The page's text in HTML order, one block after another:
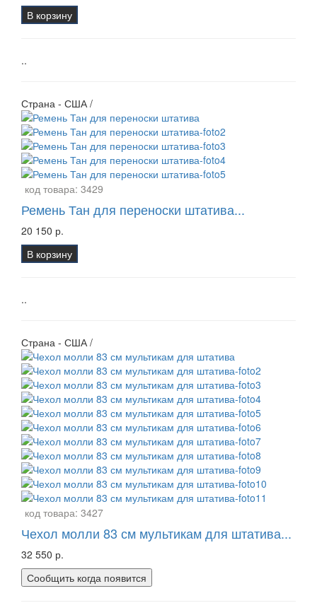
В корзину
..
Страна - США /
код товара: 3429
Ремень Тан для переноски штатива...
20 150 р.
В корзину
..
Страна - США /
код товара: 3427
Чехол молли 83 см мультикам для штатива...
32 550 р.
Сообщить когда появится